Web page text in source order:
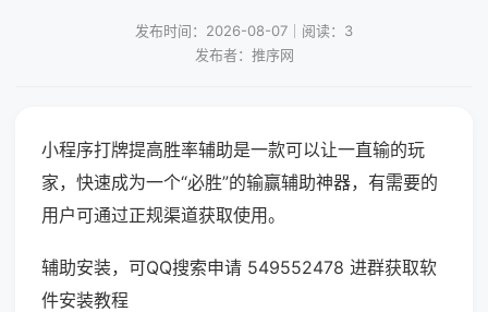
发布时间：2026-08-07｜阅读：3
发布者：推序网
小程序打牌提高胜率辅助是一款可以让一直输的玩
家，快速成为一个“必胜”的输赢辅助神器，有需要的
用户可通过正规渠道获取使用。
辅助安装，可QQ搜索申请 549552478 进群获取软
件安装教程